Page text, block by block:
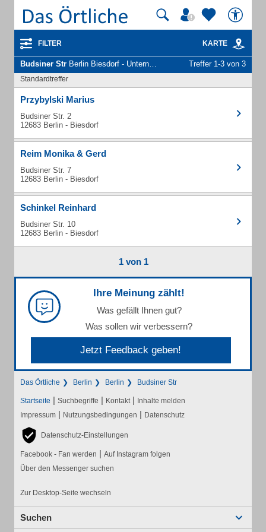
FILTER KARTE
Budsiner Str Berlin Biesdorf - Unternehmen und Personen Treffer 1-3 von 3
Standardtreffer
Przybylski Marius
Budsiner Str. 2
12683 Berlin - Biesdorf
Reim Monika & Gerd
Budsiner Str. 7
12683 Berlin - Biesdorf
Schinkel Reinhard
Budsiner Str. 10
12683 Berlin - Biesdorf
1 von 1
Ihre Meinung zählt!
Was gefällt Ihnen gut?
Was sollen wir verbessern?
Jetzt Feedback geben!
Das Örtliche Berlin Berlin Budsiner Str
Startseite | Suchbegriffe | Kontakt | Inhalte melden
Impressum | Nutzungsbedingungen | Datenschutz
Datenschutz-Einstellungen
Facebook - Fan werden | Auf Instagram folgen
Über den Messenger suchen
Zur Desktop-Seite wechseln
Suchen